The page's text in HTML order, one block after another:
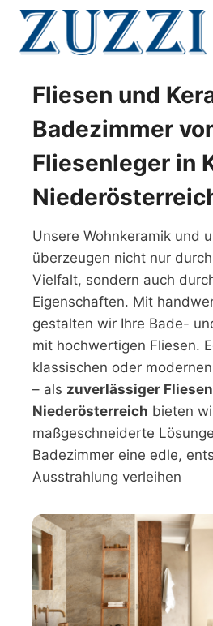
Zum
Inhalt
springen
Fliesen und
Badezimmer
Fliesenleger in
Unsere Wohnkeramik und
überzeugen nicht nur
Vielfalt, sondern auch
Eigenschaften. Mit
gestalten wir Ihre Bade-
mit hochwertigen Fliesen.
klassischen oder
– als zuverlässiger
Niederösterreich bieten
maßgeschneiderte
Badezimmer eine edle,
Ausstrahlung verleihen